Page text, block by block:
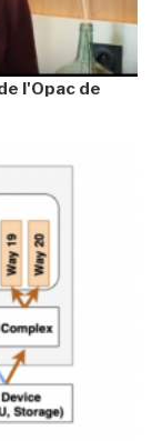
l'Opac de